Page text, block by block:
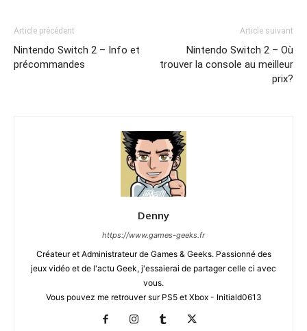
Article précédent
Nintendo Switch 2 – Info et
précommandes
Article suivant
Nintendo Switch 2 – Où
trouver la console au meilleur
prix?
Denny
https://www.games-geeks.fr
Créateur et Administrateur de Games & Geeks. Passionné des
jeux vidéo et de l'actu Geek, j'essaierai de partager celle ci avec
vous.
Vous pouvez me retrouver sur PS5 et Xbox - Initiald0613